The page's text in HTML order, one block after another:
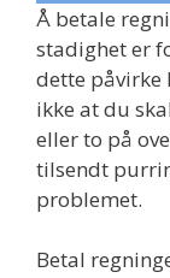
Å betale
stadighet er
dette påvirke
ikke at du
eller to på
tilsendt
problemet.
Betal